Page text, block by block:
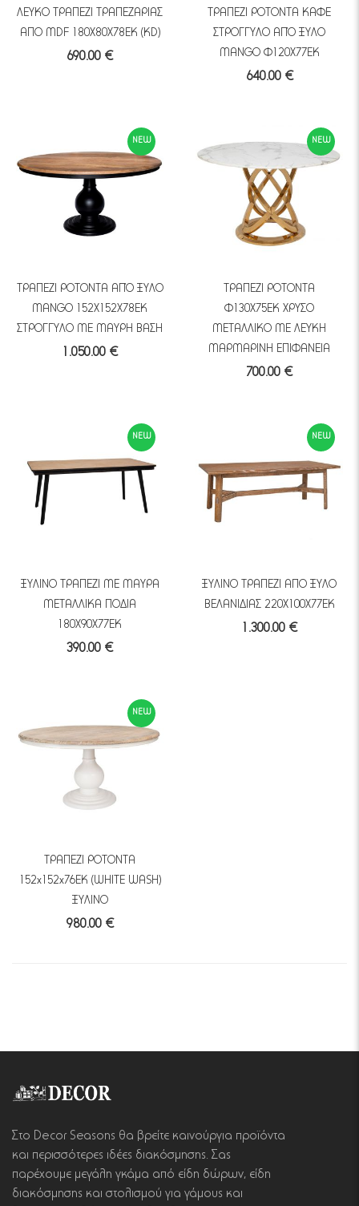
ΛΕΥΚΟ ΤΡΑΠΕΖΙ ΤΡΑΠΕΖΑΡΙΑΣ
ΑΠΟ MDF 180X80X78EK (KD)
690.00 €
ΤΡΑΠΕΖΙ ΡΟΤΟΝΤΑ ΚΑΦΕ
ΣΤΡΟΓΓΥΛΟ ΑΠΌ ΞΥΛΟ
MANGO Φ120Χ77ΕΚ
640.00 €
NEW
ΤΡΑΠΕΖΙ ΡΟΤΟΝΤΑ ΑΠΌ ΞΥΛΟ
MANGO 152Χ152Χ78ΕΚ
ΣΤΡΟΓΓΥΛΟ ΜΕ ΜΑΥΡΗ ΒΑΣΗ
1.050.00 €
NEW
ΤΡΑΠΕΖΙ ΡΟΤΟΝΤΑ
Φ130Χ75ΕΚ ΧΡΥΣΟ
ΜΕΤΑΛΛΙΚΟ ΜΕ ΛΕΥΚΗ
ΜΑΡΜΑΡΙΝΗ ΕΠΙΦΑΝΕΙΑ
700.00 €
NEW
ΞΥΛΙΝΟ ΤΡΑΠΕΖΙ ΜΕ ΜΑΥΡΑ
ΜΕΤΑΛΛΙΚΑ ΠΟΔΙΑ
180Χ90Χ77ΕΚ
390.00 €
NEW
ΞΥΛΙΝΟ ΤΡΑΠΕΖΙ ΑΠΟ ΞΥΛΟ
ΒΕΛΑΝΙΔΙΑΣ 220Χ100Χ77ΕΚ
1.300.00 €
NEW
ΤΡΑΠΕΖΙ ΡΟΤΟΝΤΑ
152x152x76EK (WHITE WASH)
ΞΥΛΙΝΟ
980.00 €
Στο Decor Seasons θα βρείτε καινούργια προϊόντα
και περισσότερες ιδέες διακόσμησης. Σας
παρέχουμε μεγάλη γκάμα από είδη δώρων, είδη
διακόσμησης και στολισμού για γάμους και